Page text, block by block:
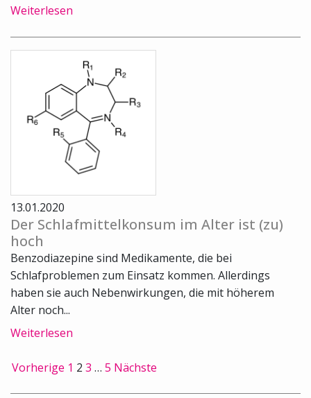
Weiterlesen
13.01.2020
Der Schlafmittelkonsum im Alter ist (zu)
hoch
Benzodiazepine sind Medikamente, die bei
Schlafproblemen zum Einsatz kommen. Allerdings
haben sie auch Nebenwirkungen, die mit höherem
Alter noch...
Weiterlesen
Vorherige 1 2 3 … 5 Nächste